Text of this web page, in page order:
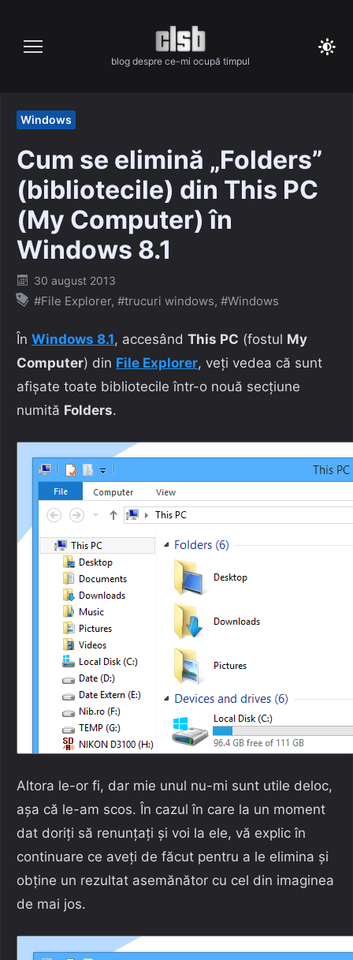
content
blog despre ce-mi ocupă timpul
Windows
Cum se elimină „Folders”
(bibliotecile) din This PC
(My Computer) în
Windows 8.1
Posted
on
30 august 2013
#File Explorer, #trucuri windows, #Windows
În Windows 8.1, accesând This PC (fostul My
Computer) din File Explorer, veți vedea că sunt
afișate toate bibliotecile într-o nouă secțiune
numită Folders.
Altora le-or fi, dar mie unul nu-mi sunt utile deloc,
așa că le-am scos. În cazul în care la un moment
dat doriți să renunțați și voi la ele, vă explic în
continuare ce aveți de făcut pentru a le elimina și
obține un rezultat asemănător cu cel din imaginea
de mai jos.